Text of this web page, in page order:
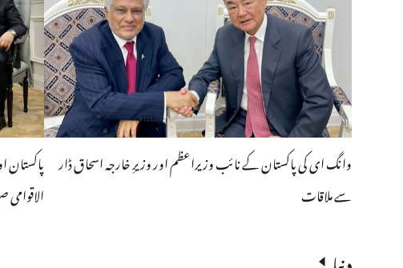
وانگ ای کی پاکستان کے نائب وزیراعظم اور وزیرِ خارجہ اسحاق ڈار
سے ملاقات
پاکستان